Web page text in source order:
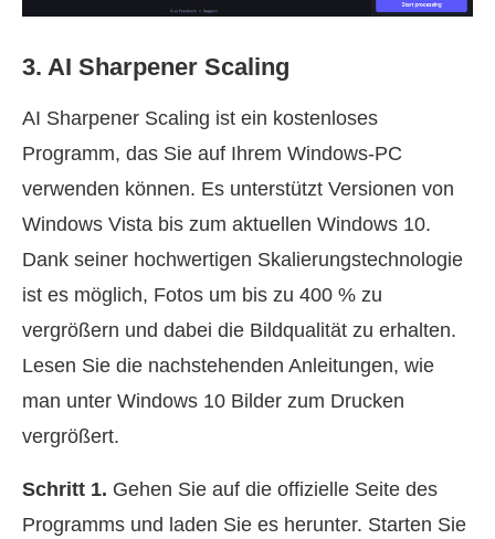
3. AI Sharpener Scaling
AI Sharpener Scaling ist ein kostenloses
Programm, das Sie auf Ihrem Windows-PC
verwenden können. Es unterstützt Versionen von
Windows Vista bis zum aktuellen Windows 10.
Dank seiner hochwertigen Skalierungstechnologie
ist es möglich, Fotos um bis zu 400 % zu
vergrößern und dabei die Bildqualität zu erhalten.
Lesen Sie die nachstehenden Anleitungen, wie
man unter Windows 10 Bilder zum Drucken
vergrößert.
Schritt 1. Gehen Sie auf die offizielle Seite des
Programms und laden Sie es herunter. Starten Sie